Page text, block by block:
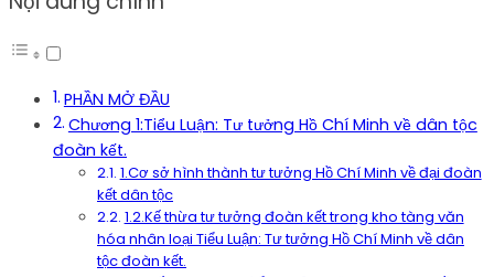
PHẦN MỞ ĐẦU
Chương 1:Tiểu Luận: Tư tưởng Hồ Chí Minh về dân tộc
đoàn kết.
1.Cơ sở hình thành tư tưởng Hồ Chí Minh về đại đoàn
kết dân tộc
1.2.Kế thừa tư tưởng đoàn kết trong kho tàng văn
hóa nhân loại Tiểu Luận: Tư tưởng Hồ Chí Minh về dân
tộc đoàn kết.